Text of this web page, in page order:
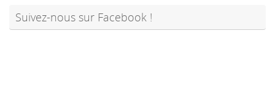
Suivez-nous sur Facebook !